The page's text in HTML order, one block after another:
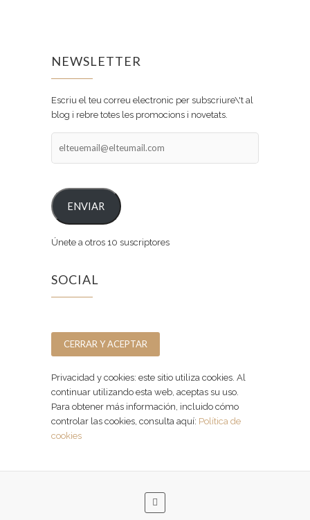
NEWSLETTER
Escriu el teu correu electronic per subscriure\'t al
blog i rebre totes les promocions i novetats.
ENVIAR
Únete a otros 10 suscriptores
SOCIAL
Privacidad y cookies: este sitio utiliza cookies. Al
continuar utilizando esta web, aceptas su uso.
Para obtener más información, incluido cómo
controlar las cookies, consulta aquí: Política de
cookies